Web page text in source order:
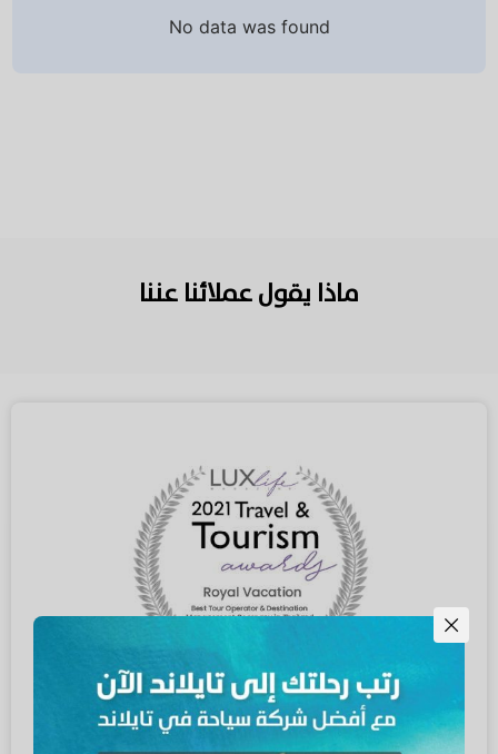
No data was found
ماذا يقول عملائنا عننا
أفضل شركة سياحة ورحلات في تايلاند